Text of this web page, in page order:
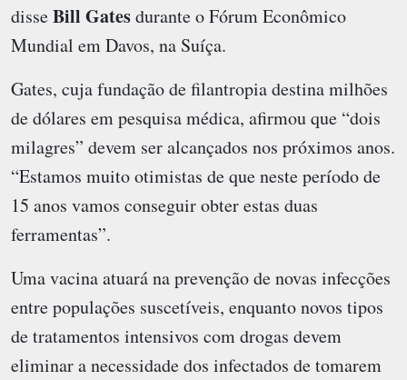
disseBill Gatesdurante o Fórum Econômico
Mundial em Davos, na Suíça.
Gates, cuja fundação de filantropia destina milhões
de dólares em pesquisa médica, afirmou que “dois
milagres” devem ser alcançados nos próximos anos.
“Estamos muito otimistas de que neste período de
15 anos vamos conseguir obter estas duas
ferramentas”.
Uma vacina atuará na prevenção de novas infecções
entre populações suscetíveis, enquanto novos tipos
de tratamentos intensivos com drogas devem
eliminar a necessidade dos infectados de tomarem